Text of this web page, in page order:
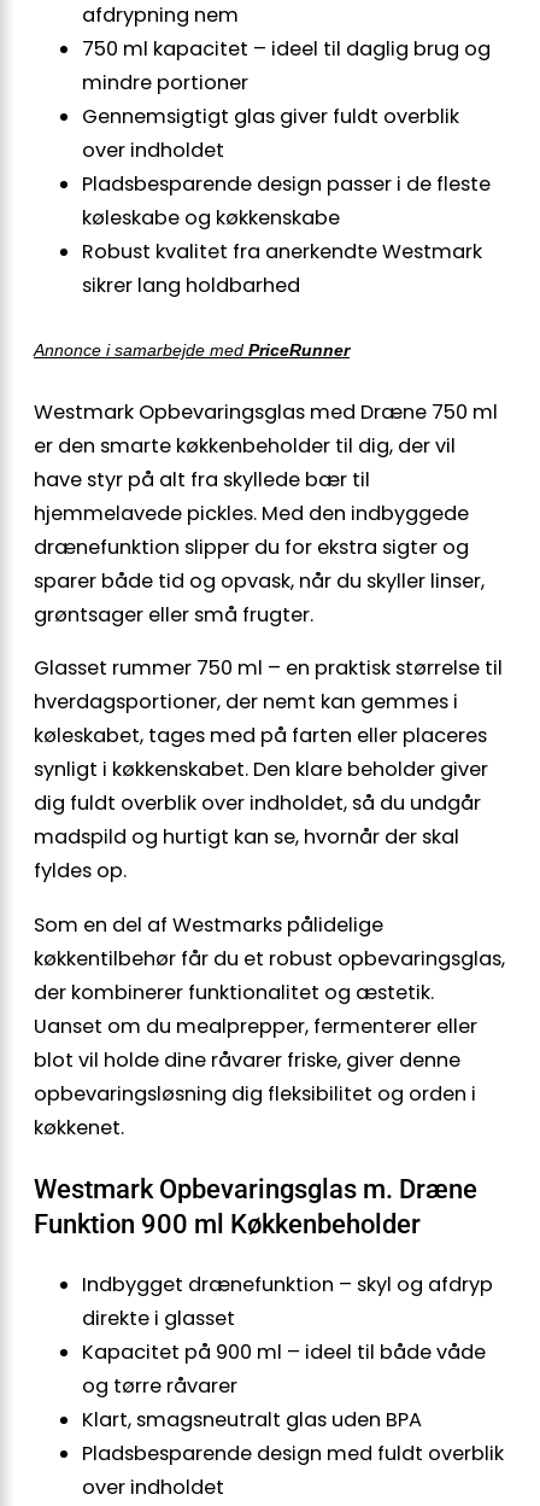
afdrypning nem
750 ml kapacitet – ideel til daglig brug og
mindre portioner
Gennemsigtigt glas giver fuldt overblik
over indholdet
Pladsbesparende design passer i de fleste
køleskabe og køkkenskabe
Robust kvalitet fra anerkendte Westmark
sikrer lang holdbarhed
Annonce i samarbejde med PriceRunner
Westmark Opbevaringsglas med Dræne 750 ml
er den smarte køkkenbeholder til dig, der vil
have styr på alt fra skyllede bær til
hjemmelavede pickles. Med den indbyggede
drænefunktion slipper du for ekstra sigter og
sparer både tid og opvask, når du skyller linser,
grøntsager eller små frugter.
Glasset rummer 750 ml – en praktisk størrelse til
hverdagsportioner, der nemt kan gemmes i
køleskabet, tages med på farten eller placeres
synligt i køkkenskabet. Den klare beholder giver
dig fuldt overblik over indholdet, så du undgår
madspild og hurtigt kan se, hvornår der skal
fyldes op.
Som en del af Westmarks pålidelige
køkkentilbehør får du et robust opbevaringsglas,
der kombinerer funktionalitet og æstetik.
Uanset om du mealprepper, fermenterer eller
blot vil holde dine råvarer friske, giver denne
opbevaringsløsning dig fleksibilitet og orden i
køkkenet.
Westmark Opbevaringsglas m. Dræne
Funktion 900 ml Køkkenbeholder
Indbygget drænefunktion – skyl og afdryp
direkte i glasset
Kapacitet på 900 ml – ideel til både våde
og tørre råvarer
Klart, smagsneutralt glas uden BPA
Pladsbesparende design med fuldt overblik
over indholdet